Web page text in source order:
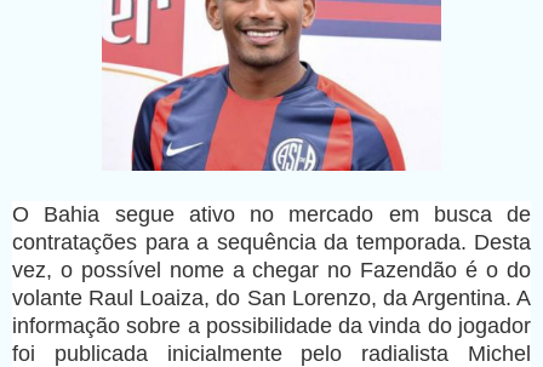
O Bahia segue ativo no mercado em busca de
contratações para a sequência da temporada. Desta
vez, o possível nome a chegar no Fazendão é o do
volante Raul Loaiza, do San Lorenzo, da Argentina. A
informação sobre a possibilidade da vinda do jogador
foi publicada inicialmente pelo radialista Michel